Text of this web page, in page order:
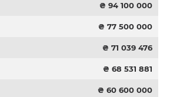
₴ 94 100 000
₴ 77 500 000
₴ 71 039 476
₴ 68 531 881
₴ 60 600 000